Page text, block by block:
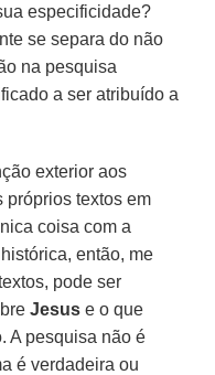
especificidade?
se separa do não
na pesquisa
a ser atribuído a
exterior aos
próprios textos em
coisa com a
então, me
pode ser
Jesus e o que
A pesquisa não é
é verdadeira ou